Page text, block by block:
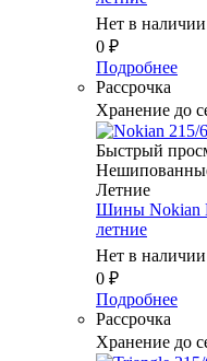
Нет в наличии
0 ₽
Подробнее
Рассрочка
Хранение до
Быстрый
Летние
Шины Nokian
летние
Нет в наличии
0 ₽
Подробнее
Рассрочка
Хранение до